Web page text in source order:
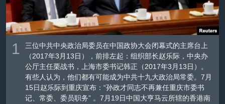
南中国海争端
关注西藏
关注新疆
GEN Z 看美国
其他语言网站
1
三位中共中央政治局委员在中国政协大会闭幕式的主席台上
（2017年3月13日），前排左起：组织部长赵乐际，中央办
公厅主任栗战书，上海市委书记韩正（2017年3月13日）。
有些人认为，他们都有可能成为中共十九大政治局常委。7月
15日赵乐际到重庆宣布：“孙政才同志不再兼任重庆市委书
记、常委、委员职务” 。7月19日中国大亨马云所辖的香港南